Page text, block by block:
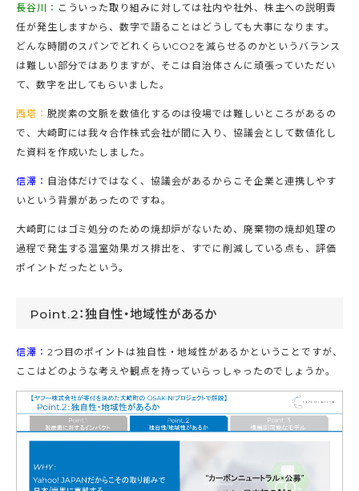
長谷川： こういった取り組みに対しては社内や社外、株主への説明責
任が発生しますから、数字で語ることはどうしても大事になります。
どんな時間のスパンでどれくらいCO2を減らせるのかというバランス
は難しい部分ではありますが、そこは自治体さんに頑張っていただい
て、数字を出してもらいました。
西塔： 脱炭素の文脈を数値化するのは役場では難しいところがあるの
で、大崎町には我々合作株式会社が間に入り、協議会として数値化し
た資料を作成いたしました。
信澤： 自治体だけではなく、協議会があるからこそ企業と連携しやす
いという背景があったのですね。
大崎町にはゴミ処分のための焼却炉がないため、廃棄物の焼却処理の
過程で発生する温室効果ガス排出を、すでに削減している点も、評価
ポイントだったという。
Point.2：独自性・地域性があるか
信澤： 2つ目のポイントは独自性・地域性があるかということですが、
ここはどのような考えや観点を持っていらっしゃったのでしょうか。